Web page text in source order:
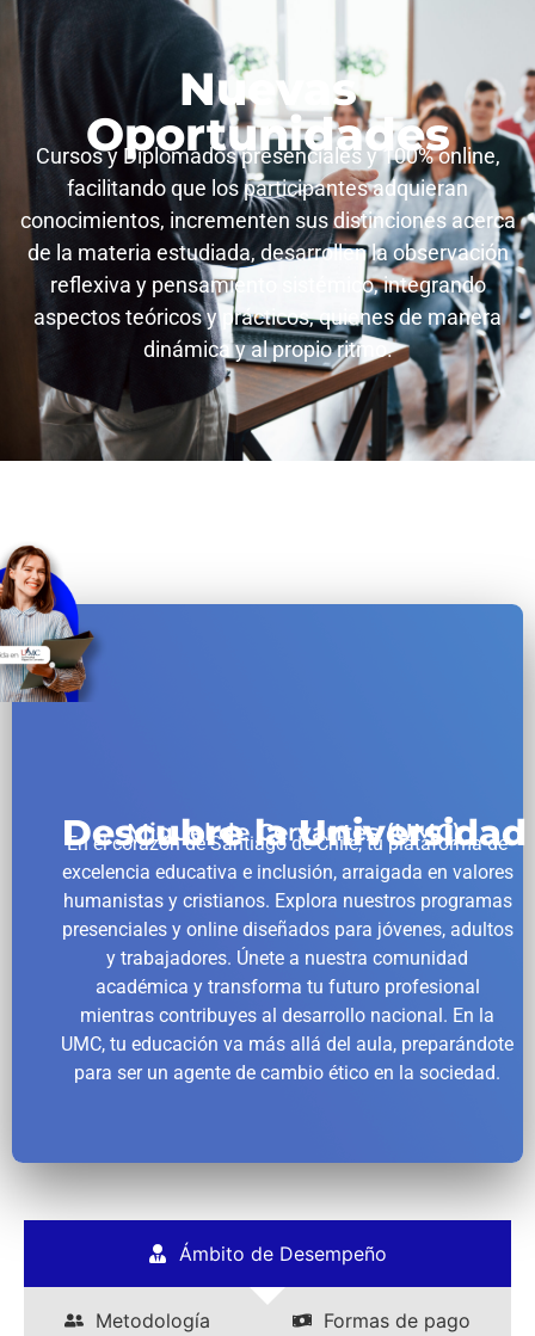
Nuevas
Oportunidades
Cursos y Diplomados presenciales y 100% online,
facilitando que los participantes adquieran
conocimientos, incrementen sus distinciones acerca
de la materia estudiada, desarrollen la observación
reflexiva y pensamiento sistémico, integrando
aspectos teóricos y prácticos, quienes de manera
dinámica y al propio ritmo.
Miguel de Cervantes (UMC)
Descubre la Universidad
En el corazón de Santiago de Chile, tu plataforma de
excelencia educativa e inclusión, arraigada en valores
humanistas y cristianos. Explora nuestros programas
presenciales y online diseñados para jóvenes, adultos
y trabajadores. Únete a nuestra comunidad
académica y transforma tu futuro profesional
mientras contribuyes al desarrollo nacional. En la
UMC, tu educación va más allá del aula, preparándote
para ser un agente de cambio ético en la sociedad.
Ámbito de Desempeño
Metodología Formas de pago